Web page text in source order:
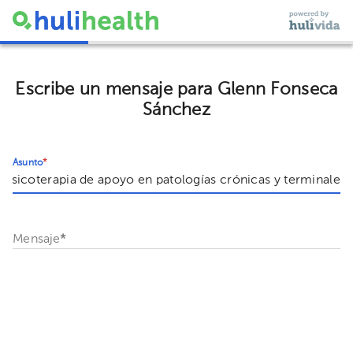
Escribe un mensaje para Glenn Fonseca
Sánchez
Asunto*
Mensaje*